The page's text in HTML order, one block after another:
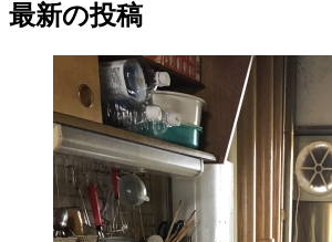
最新の投稿